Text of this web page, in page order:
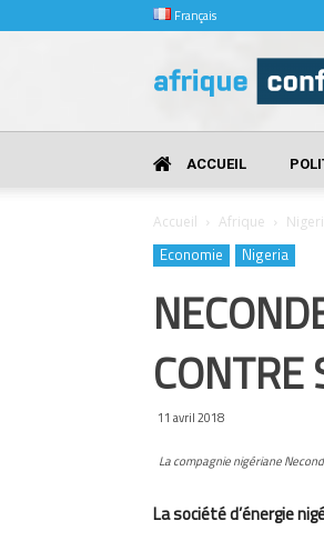
Français
Confidentielle
ACCUEIL
Accueil Afrique
Economie Nigeria
CONTRE
11 avril 2018
La compagnie nigériane
La société d’énergie